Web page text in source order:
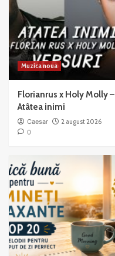
Muzica noua
Florianrus x Holy Molly –
Atâtea inimi
Caesar
2 august 2026
0